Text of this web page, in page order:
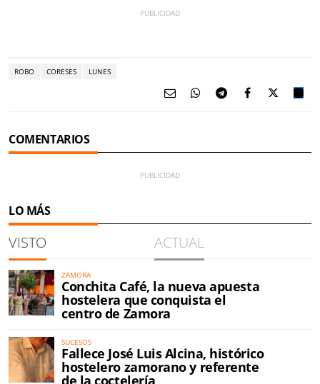
ROBO CORESES LUNES
COMENTARIOS
LO MÁS
VISTO ACTUAL
ZAMORA
Conchita Café, la nueva apuesta
hostelera que conquista el
centro de Zamora
SUCESOS
Fallece José Luis Alcina, histórico
hostelero zamorano y referente
de la coctelería